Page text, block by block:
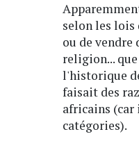
selon les
ou de vendre
religion...
l'historique
faisait des
africains (car
catégories).